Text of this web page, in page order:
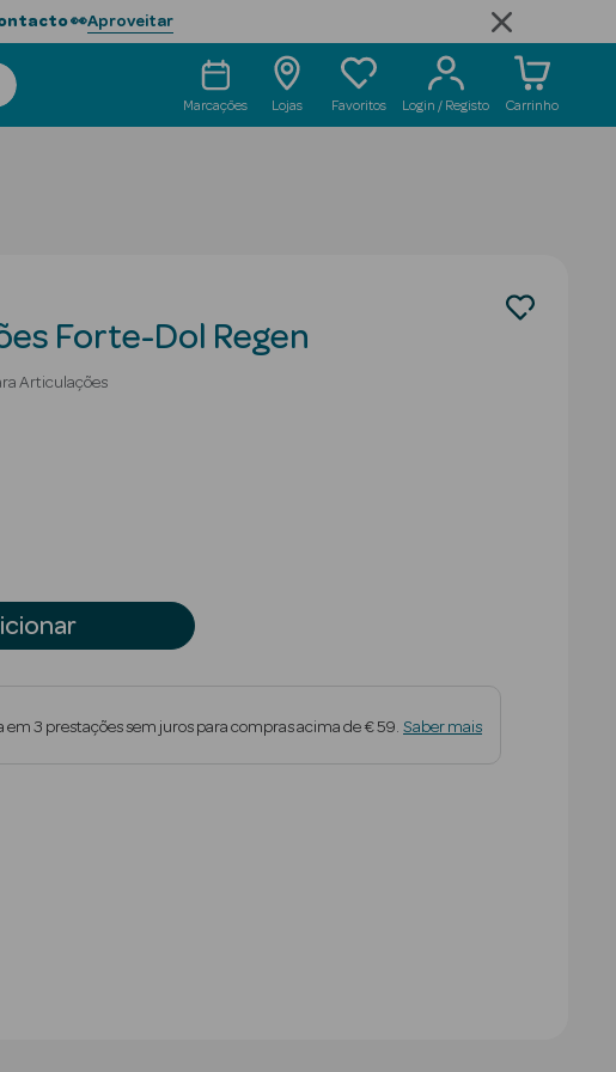
👀Aproveitar
Marcações Lojas Favoritos Login / Registo Carrinho
Forte-Dol Regen
Articulações
em 3 prestações sem juros para compras acima de € 59. Saber mais